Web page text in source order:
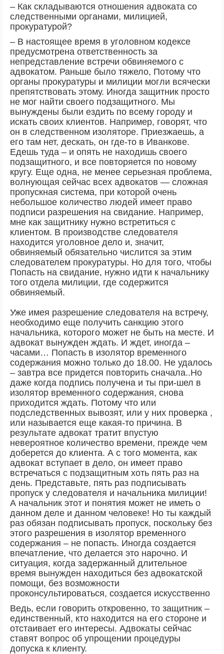
– Как складываются отношения адвоката со
следственными органами, милицией,
прокуратурой?
– В настоящее время в уголовном кодексе
предусмотрена ответственность за
непредставление встречи обвиняемого с
адвокатом. Раньше было тяжело, Потому что
органы прокуратуры и милиции могли всячески
препятствовать этому. Иногда защитник просто
не мог найти своего подзащитного. Мы
вынуждены были ездить по всему городу и
искать своих клиентов. Например, говорят, что
он в следственном изоляторе. Приезжаешь, а
его там нет, дескать, он где-то в Иванкове.
Едешь туда – и опять не находишь своего
подзащитного, и все повторяется по новому
кругу. Еще одна, не менее серьезная проблема,
волнующая сейчас всех адвокатов — сложная
пропускная система, при которой очень
небольшое количество людей имеет право
подписи разрешения на свидание. Например,
мне как защитнику нужно встретиться с
клиентом. В производстве следователя
находится уголовное дело и, значит,
обвиняемый обязательно числится за этим
следователем прокуратуры. Но для того, чтобы
Попасть на свидание, нужно идти к начальнику
того отдела милиции, где содержится
обвиняемый.
Уже имея разрешение следователя на встречу,
необходимо еще получить санкцию этого
начальника, которого может не быть на месте. И
адвокат вынужден ждать. И ждет, иногда –
часами… Попасть в изолятор временного
содержания можно только до 18.00. Не удалось
– завтра все придется повторить сначала..Но
даже когда подпись получена и ты при-шел в
изолятор временного содержания, снова
приходится ждать. Потому что или
подследственных вывозят, или у них проверка ,
или называется еще какая-то причина. В
результате адвокат тратит впустую
невероятное количество времени, прежде чем
доберется до клиента. А с того момента, как
адвокат вступает в дело, он имеет право
встречаться с подзащитным хоть пять раз на
день. Представьте, пять раз подписывать
пропуск у следователя и начальника милиции!
А начальник этот и понятия может не иметь о
данном деле и данном человеке! Но ты каждый
раз обязан подписывать пропуск, поскольку без
этого разрешения в изолятор временного
содержания – не попасть. Иногда создается
впечатление, что делается это нарочно. И
ситуация, когда задержанный длительное
время вынужден находиться без адвокатской
помощи, без возможности
проконсультироваться, создается искусственно
Ведь, если говорить откровенно, то защитник –
единственный, кто находится на его стороне и
отстаивает его интересы. Адвокаты сейчас
ставят вопрос об упрощении процедуры
допуска к клиенту.